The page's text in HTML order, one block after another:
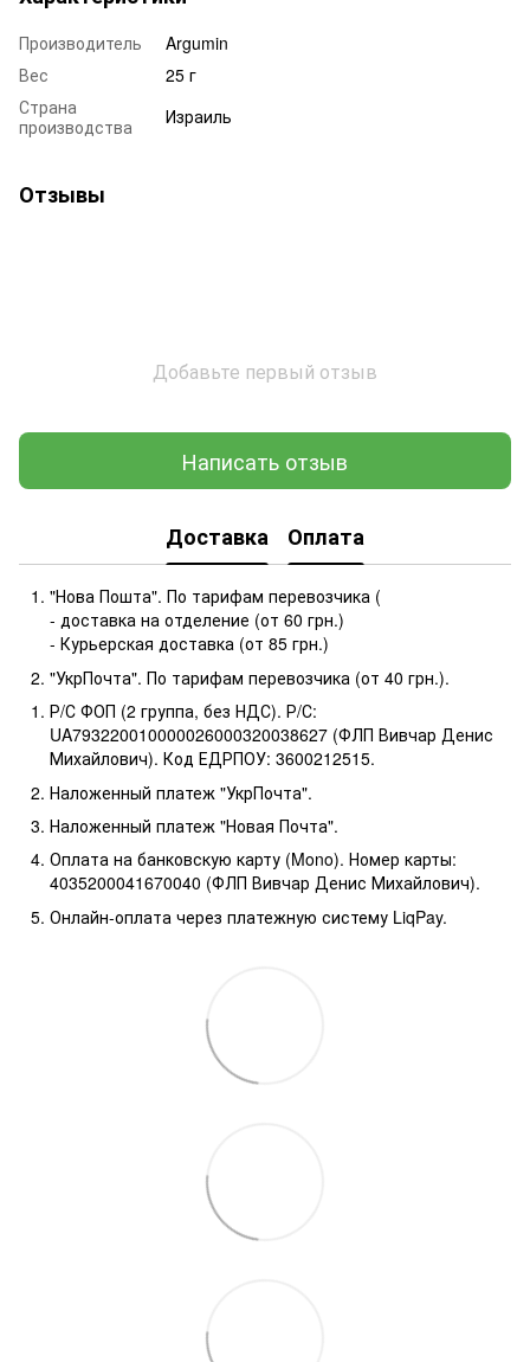
Производитель
Argumin
Вес
25 г
Страна
производства
Израиль
Отзывы
Добавьте первый отзыв
Написать отзыв
Доставка Оплата
"Нова Пошта". По тарифам перевозчика (
- доставка на отделение (от 60 грн.)
- Курьерская доставка (от 85 грн.)
"УкрПочта". По тарифам перевозчика (от 40 грн.).
Р/С ФОП (2 группа, без НДС). Р/С:
UA793220010000026000320038627 (ФЛП Вивчар Денис
Михайлович). Код ЕДРПОУ: 3600212515.
Наложенный платеж "УкрПочта".
Наложенный платеж "Новая Почта".
Оплата на банковскую карту (Mono). Номер карты:
4035200041670040 (ФЛП Вивчар Денис Михайлович).
Онлайн-оплата через платежную систему LiqPay.